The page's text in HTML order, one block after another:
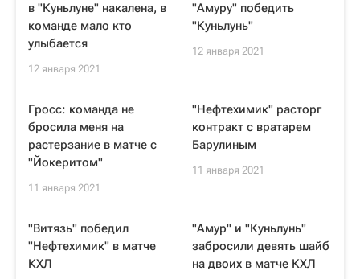
в "Куньлуне" накалена, в
команде мало кто
улыбается
12 января 2021
"Амуру" победить
"Куньлунь"
12 января 2021
Гросс: команда не
бросила меня на
растерзание в матче с
"Йокеритом"
11 января 2021
"Нефтехимик" расторг
контракт с вратарем
Барулиным
11 января 2021
"Витязь" победил
"Нефтехимик" в матче
КХЛ
"Амур" и "Куньлунь"
забросили девять шайб
на двоих в матче КХЛ